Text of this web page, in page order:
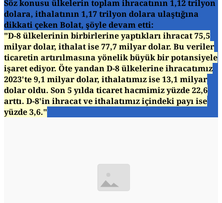
Söz konusu ülkelerin toplam ihracatının 1,12 trilyon
dolara, ithalatının 1,17 trilyon dolara ulaştığına
dikkati çeken Bolat, şöyle devam etti:
"D-8 ülkelerinin birbirlerine yaptıkları ihracat 75,5
milyar dolar, ithalat ise 77,7 milyar dolar. Bu veriler
ticaretin artırılmasına yönelik büyük bir potansiyele
işaret ediyor. Öte yandan D-8 ülkelerine ihracatımız
2023'te 9,1 milyar dolar, ithalatımız ise 13,1 milyar
dolar oldu. Son 5 yılda ticaret hacmimiz yüzde 22,6
arttı. D-8'in ihracat ve ithalatımız içindeki payı ise
yüzde 3,6."